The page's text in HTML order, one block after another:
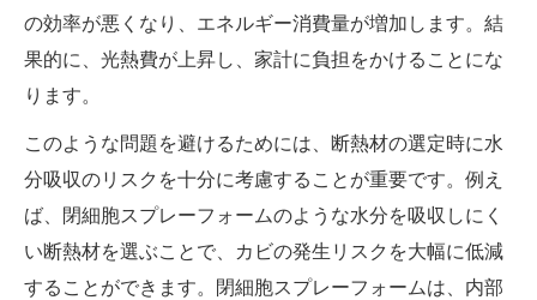
の効率が悪くなり、エネルギー消費量が増加します。結
果的に、光熱費が上昇し、家計に負担をかけることにな
ります。
このような問題を避けるためには、断熱材の選定時に水
分吸収のリスクを十分に考慮することが重要です。例え
ば、閉細胞スプレーフォームのような水分を吸収しにく
い断熱材を選ぶことで、カビの発生リスクを大幅に低減
することができます。閉細胞スプレーフォームは、内部